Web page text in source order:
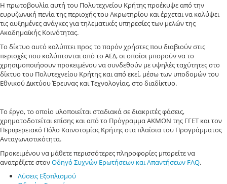
Η πρωτοβουλία αυτή του Πολυτεχνείου Κρήτης προέκυψε από την
ευρυζωνική πενία της περιοχής του Ακρωτηρίου και έρχεται να καλύψει
τις αυξημένες ανάγκες για τηλεματικές υπηρεσίες των μελών της
Ακαδημαϊκής Κοινότητας.
Το δίκτυο αυτό καλύπτει προς το παρόν χρήστες που διαβιούν στις
περιοχές που καλύπτονται από το ΑΕΔ, οι οποίοι μπορούν να το
χρησιμοποιήσουν προκειμένου να συνδεθούν με υψηλές ταχύτητες στο
δίκτυο του Πολυτεχνείου Κρήτης και από εκεί, μέσω των υποδομών του
Εθνικού Δικτύου Έρευνας και Τεχνολογίας, στο διαδίκτυο.
Το έργο, το οποίο υλοποιείται σταδιακά σε διακριτές φάσεις,
χρηματοδοτείται επίσης και από το Πρόγραμμα ΑΚΜΩΝ της ΓΓΕΤ και τον
Περιφερειακό Πόλο Καινοτομίας Κρήτης στα πλαίσια του Προγράμματος
Ανταγωνιστικότητα.
Προκειμένου να μάθετε περισσότερες πληροφορίες μπορείτε να
ανατρέξετε στονΟδηγό Συχνών Ερωτήσεων και Απαντήσεων FAQ.
Λύσεις Εξοπλισμού